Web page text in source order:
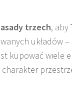
trzech, aby
układów
kupować wiele